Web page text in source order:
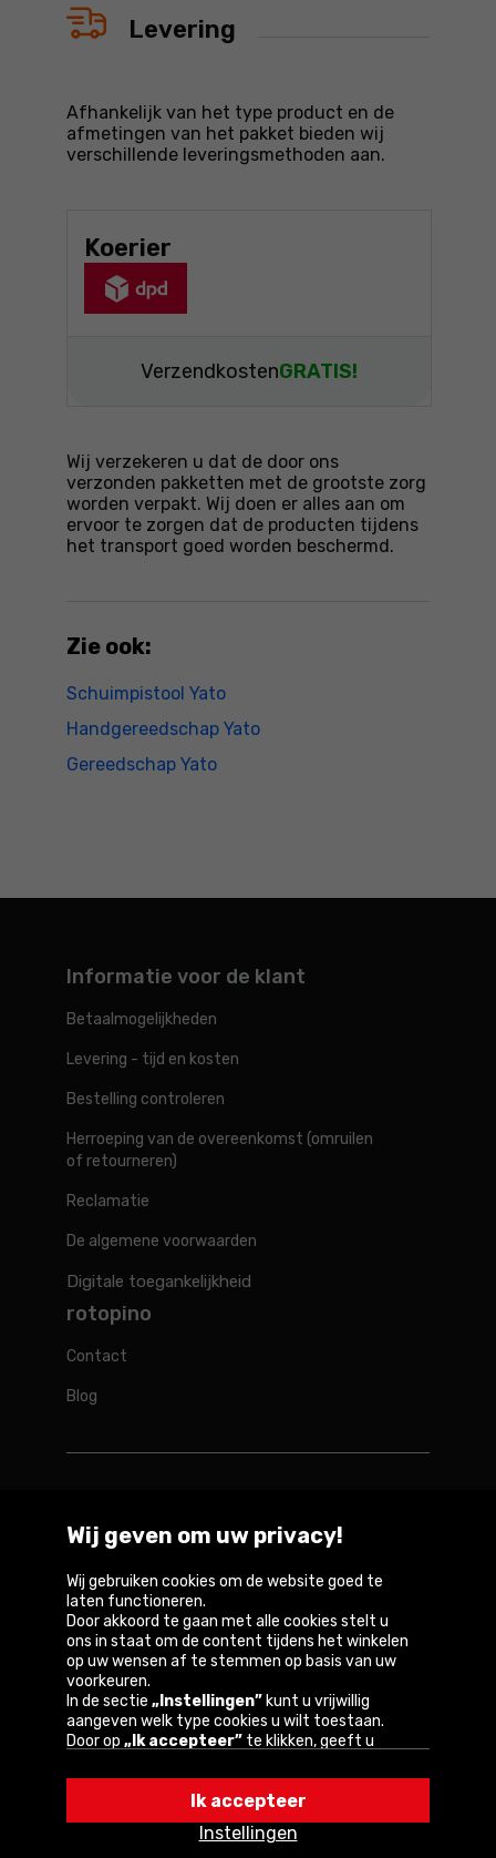
Levering
Afhankelijk van het type product en de
afmetingen van het pakket bieden wij
verschillende leveringsmethoden aan.
Koerier
VerzendkostenGRATIS!
Wij verzekeren u dat de door ons
verzonden pakketten met de grootste zorg
worden verpakt. Wij doen er alles aan om
ervoor te zorgen dat de producten tijdens
het transport goed worden beschermd.
Zie ook:
Schuimpistool Yato
Handgereedschap Yato
Gereedschap Yato
Informatie voor de klant
Betaalmogelijkheden
Levering - tijd en kosten
Bestelling controleren
Herroeping van de overeenkomst (omruilen
of retourneren)
Reclamatie
De algemene voorwaarden
Digitale toegankelijkheid
rotopino
Contact
Blog
Belgique Deutschland France Nederland Österreich
Copyright © 2026
Privacybeleid en gebruiksvoorwaarden van de
website
Wij geven om uw privacy!
Wij gebruiken cookies om de website goed te
laten functioneren.
Door akkoord te gaan met alle cookies stelt u
ons in staat om de content tijdens het winkelen
op uw wensen af te stemmen op basis van uw
voorkeuren.
In de sectie „Instellingen” kunt u vrijwillig
aangeven welk type cookies u wilt toestaan.
Door op „Ik accepteer” te klikken, geeft u
volgens de instellingen van uw browser.
U kunt uw keuze te allen tijde wijzigen door op
„Instellingen”in het cookiebeleid te klikken.
Een van onze partners is Google.
Instellingen
Ik accepteer